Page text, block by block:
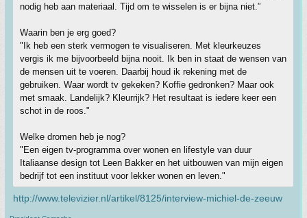
nodig heb aan materiaal. Tijd om te wisselen is er bijna niet.”
Waarin ben je erg goed?
"Ik heb een sterk vermogen te visualiseren. Met kleurkeuzes
vergis ik me bijvoorbeeld bijna nooit. Ik ben in staat de wensen van
de mensen uit te voeren. Daarbij houd ik rekening met de
gebruiken. Waar wordt tv gekeken? Koffie gedronken? Maar ook
met smaak. Landelijk? Kleurrijk? Het resultaat is iedere keer een
schot in de roos."
Welke dromen heb je nog?
"Een eigen tv-programma over wonen en lifestyle van duur
Italiaanse design tot Leen Bakker en het uitbouwen van mijn eigen
bedrijf tot een instituut voor lekker wonen en leven."
http://www.televizier.nl/artikel/8125/interview-michiel-de-zeeuw